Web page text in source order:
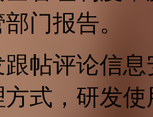
门报告。
跟帖评论信
式，研发